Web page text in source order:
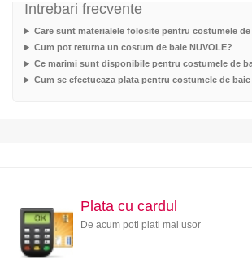
Intrebari frecvente
Care sunt materialele folosite pentru costumele de
Cum pot returna un costum de baie NUVOLE?
Ce marimi sunt disponibile pentru costumele de
Cum se efectueaza plata pentru costumele de baie
Plata cu cardul
De acum poti plati mai usor